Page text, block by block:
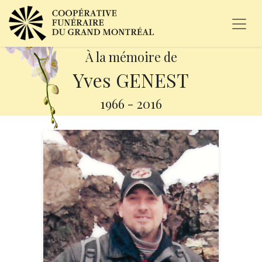
À la mémoire de
Yves GENEST
1966 - 2016